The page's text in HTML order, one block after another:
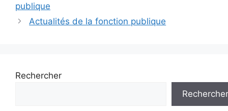
publique
Actualités de la fonction publique
Rechercher
Rechercher